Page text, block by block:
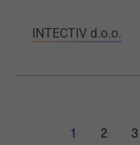
INTECTIV d.o.o.
1 2 3